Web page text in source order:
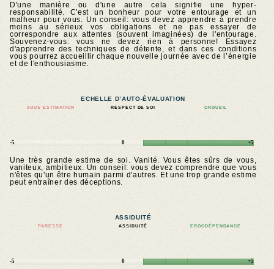
D'une manière ou d'une autre cela signifie une hyper-
responsabilité. C'est un bonheur pour votre entourage et un
malheur pour vous. Un conseil: vous devez apprendre à prendre
moins au sérieux vos obligations et ne pas essayer de
correspondre aux attentes (souvent imaginées) de l'entourage.
Souvenez-vous: vous ne devez rien à personne! Essayez
d'apprendre des techniques de détente, et dans ces conditions
vous pourrez accueillir chaque nouvelle journée avec de l’énergie
et de l'enthousiasme.
ECHELLE D’AUTO-ÉVALUATION
SOUS-ESTIMATION RESPECT DE SOI ORGUEIL
-5 0 +5
Une très grande estime de soi. Vanité. Vous êtes sûrs de vous,
vaniteux, ambitieux. Un conseil: vous devez comprendre que vous
n'êtes qu'un être humain parmi d'autres. Et une trop grande estime
peut entraîner des déceptions.
ASSIDUITÉ
PARESSE ASSIDUITÉ ERGODÉPENDANCE
-5 0 +5